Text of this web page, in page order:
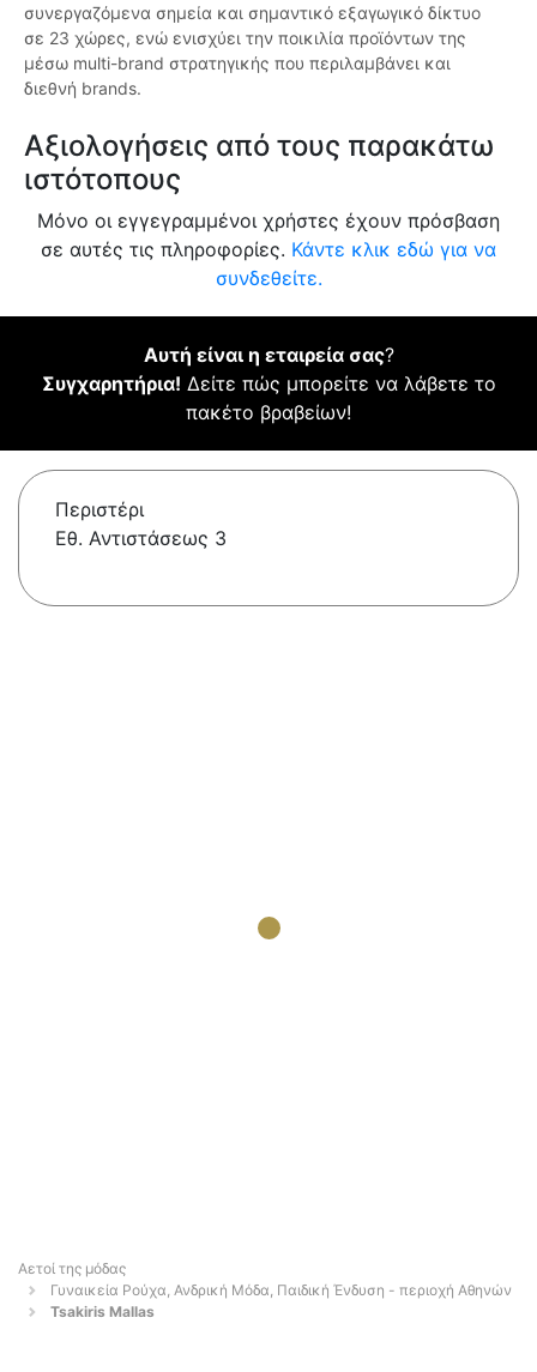
συνεργαζόμενα σημεία και σημαντικό εξαγωγικό δίκτυο
σε 23 χώρες, ενώ ενισχύει την ποικιλία προϊόντων της
μέσω multi-brand στρατηγικής που περιλαμβάνει και
διεθνή brands.
Αξιολογήσεις από τους παρακάτω
ιστότοπους
Μόνο οι εγγεγραμμένοι χρήστες έχουν πρόσβαση
σε αυτές τις πληροφορίες. Κάντε κλικ εδώ για να
συνδεθείτε.
Αυτή είναι η εταιρεία σας?
Συγχαρητήρια! Δείτε πώς μπορείτε να λάβετε το
πακέτο βραβείων!
Περιστέρι
Εθ. Αντιστάσεως 3
Αετοί της μόδας
Γυναικεία Ρούχα, Ανδρική Μόδα, Παιδική Ένδυση - περιοχή Αθηνών
Tsakiris Mallas